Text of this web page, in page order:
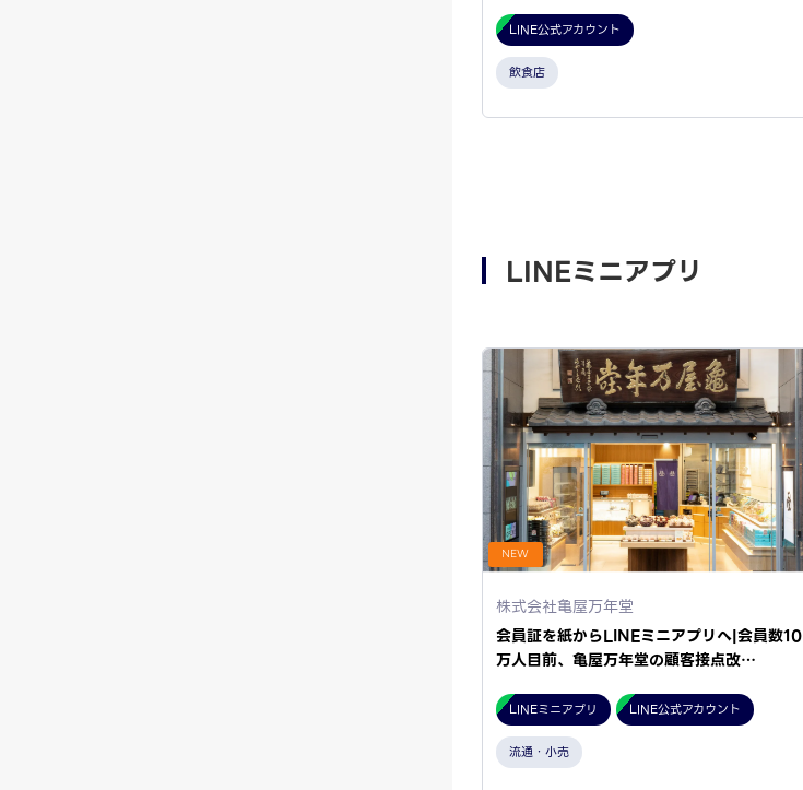
LINE公式アカウント
飲食店
LINEミニアプリ
NEW
株式会社亀屋万年堂
会員証を紙からLINEミニアプリへ|会員数10
万人目前、亀屋万年堂の顧客接点改…
LINEミニアプリ LINE公式アカウント
流通・小売